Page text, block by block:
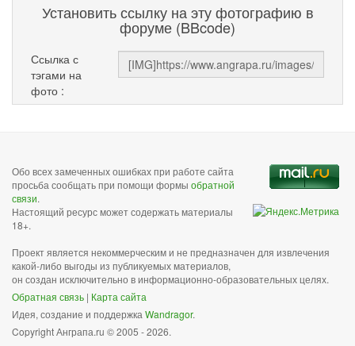
Установить ссылку на эту фотографию в
форуме (BBcode)
Ссылка с
тэгами на
фото :
Обо всех замеченных ошибках при работе сайта
просьба сообщать при помощи формы обратной
связи.
Настоящий ресурс может содержать материалы
18+.
Проект является некоммерческим и не предназначен для извлечения
какой-либо выгоды из публикуемых материалов,
он создан исключительно в информационно-образовательных целях.
Обратная связь | Карта сайта
Идея, создание и поддержка Wandragor.
Copyright Анграпа.ru © 2005 - 2026.